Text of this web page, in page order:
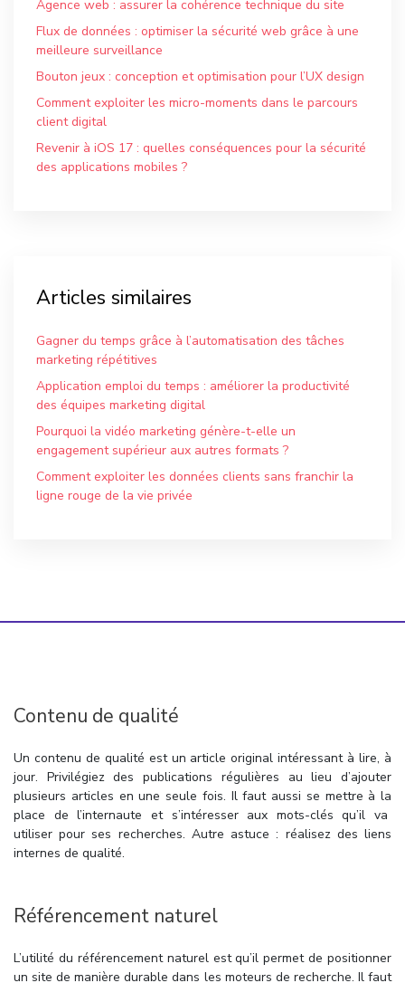
Agence web : assurer la cohérence technique du site
Flux de données : optimiser la sécurité web grâce à une
meilleure surveillance
Bouton jeux : conception et optimisation pour l’UX design
Comment exploiter les micro-moments dans le parcours
client digital
Revenir à iOS 17 : quelles conséquences pour la sécurité
des applications mobiles ?
Articles similaires
Gagner du temps grâce à l’automatisation des tâches
marketing répétitives
Application emploi du temps : améliorer la productivité
des équipes marketing digital
Pourquoi la vidéo marketing génère-t-elle un
engagement supérieur aux autres formats ?
Comment exploiter les données clients sans franchir la
ligne rouge de la vie privée
Contenu de qualité
Un contenu de qualité est un article original intéressant à lire, à
jour. Privilégiez des publications régulières au lieu d’ajouter
plusieurs articles en une seule fois. Il faut aussi se mettre à la
place de l’internaute et s’intéresser aux mots-clés qu’il va
utiliser pour ses recherches. Autre astuce : réalisez des liens
internes de qualité.
Référencement naturel
L’utilité du référencement naturel est qu’il permet de positionner
un site de manière durable dans les moteurs de recherche. Il faut